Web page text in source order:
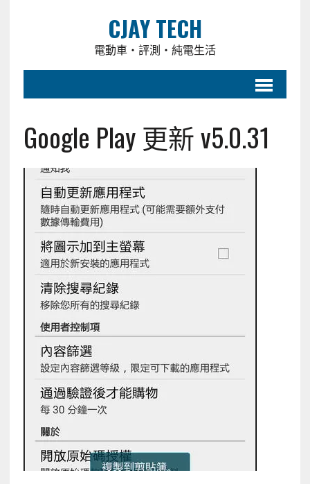
CJAY TECH
電動車・評測・純電生活
Google Play 更新 v5.0.31